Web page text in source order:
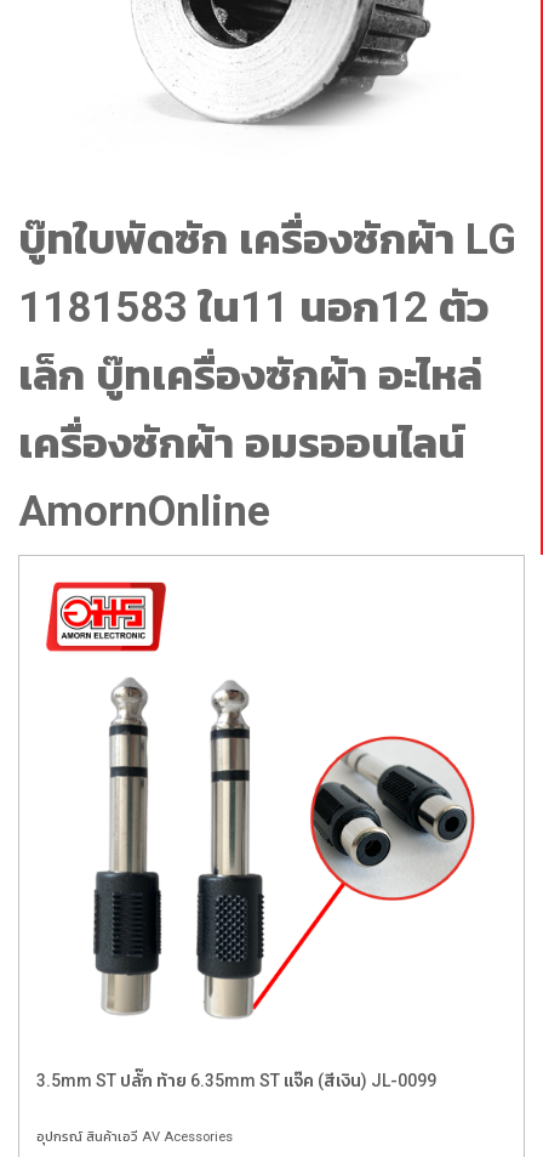
บู๊ทใบพัดซัก เครื่องซักผ้า LG
1181583 ใน11 นอก12 ตัว
เล็ก บู๊ทเครื่องซักผ้า อะไหล่
เครื่องซักผ้า อมรออนไลน์
AmornOnline
3.5mm ST ปลั๊ก ท้าย 6.35mm ST แจ๊ค (สีเงิน) JL-0099
อุปกรณ์ สินค้าเอวี AV Acessories